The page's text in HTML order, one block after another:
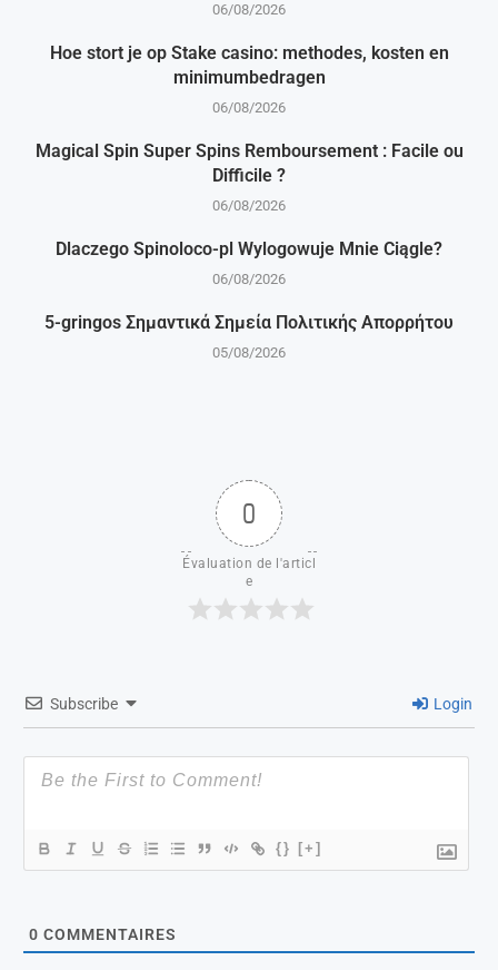
06/08/2026
Hoe stort je op Stake casino: methodes, kosten en
minimumbedragen
06/08/2026
Magical Spin Super Spins Remboursement : Facile ou
Difficile ?
06/08/2026
Dlaczego Spinoloco-pl Wylogowuje Mnie Ciągle?
06/08/2026
5-gringos Σημαντικά Σημεία Πολιτικής Απορρήτου
05/08/2026
0
Évaluation de l'articl
e
Subscribe Login
{} [+]
0 COMMENTAIRES